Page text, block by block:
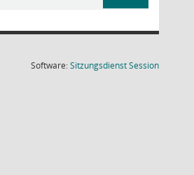
Software:SitzungsdienstSession(Wird in